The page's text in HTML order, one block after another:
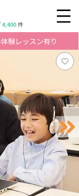
4,400件
験レッスン有り